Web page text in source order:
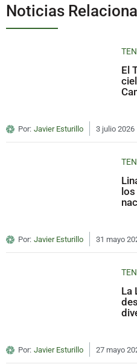
Noticias
El
Por: Javier Esturillo 3 julio 2026
Por: Javier Esturillo 31 mayo
La
Por: Javier Esturillo 27 mayo